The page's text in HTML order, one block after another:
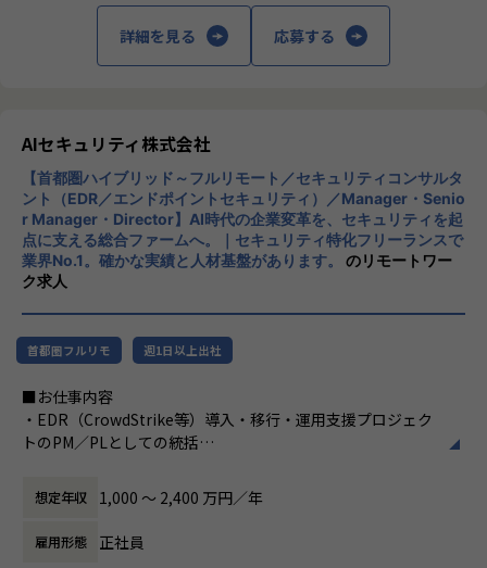
全社の技術基盤を「設計する」立場
特定プロダクトの運用担当ではなく、オープングループ全体
のインフラ・セキュリティ・監視の標準を自ら定義していく
りの裁量と影響範囲が大きいことが特徴です。
■0→1フェーズの面白さ
セキュリティガバナンス、監視・オブザーバビリティ基盤、I
aC による自動化など、これから整備していくテーマが揃って
います。既存の仕組みを維持するのではなく、自分の手で土
台を作り上げる経験ができます。
リーダー候補として、技術方針の策定・標準化・メンバー育
成にも携わります。スペシャリストとマネジメントの両方の
道が拓けるポジションです。
■身に付く・期待する、知識・スキル・能力
・DevSecOps／シフトレフトの実践 ：CI/CDにセキュリティ
・セキュリティガバナンス構築の経験：全社統制の設計、IS
詳細を見る 応募する
AIセキュリティ株式会社
【首都圏ハイブリッド～フルリモート／セキュリティコンサルタ
ント（EDR／エンドポイントセキュリティ）／Manager・Senio
r Manager・Director】AI時代の企業変革を、セキュリティを起
点に支える総合ファームへ。｜セキュリティ特化フリーランスで
業界No.1。確かな実績と人材基盤があります。
のリモートワー
ク求人
首都圏フルリモ 週1日以上出社
■お仕事内容
・EDR（CrowdStrike等）導入・移行・運用支援プロジェク
トのPM／PLとしての統括
の構想策定、設計のリード
・SOC／MDR運用設計、インシデント対応（IR）体制構築の
支援
・検知ルール・運用プロセスの高度化、チューニング方針の
想定年収 1,000 〜 2,400 万円／年
雇用形態 正社員